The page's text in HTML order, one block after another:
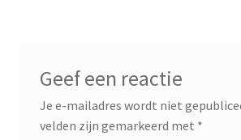
Geef een reactie
Je e-mailadres wordt niet
velden zijn gemarkeerd met *